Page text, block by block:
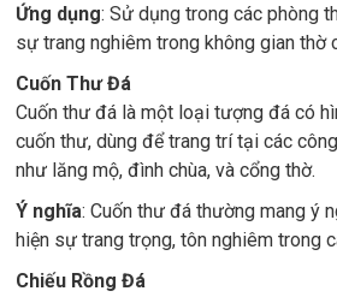
Ứng dụng: Sử dụng trong các phòng
sự trang nghiêm trong không gian thờ
Cuốn Thư Đá
Cuốn thư đá là một loại tượng đá có
cuốn thư, dùng để trang trí tại các
như lăng mộ, đình chùa, và cổng thờ.
Ý nghĩa: Cuốn thư đá thường mang ý
hiện sự trang trọng, tôn nghiêm trong
Chiếu Rồng Đá